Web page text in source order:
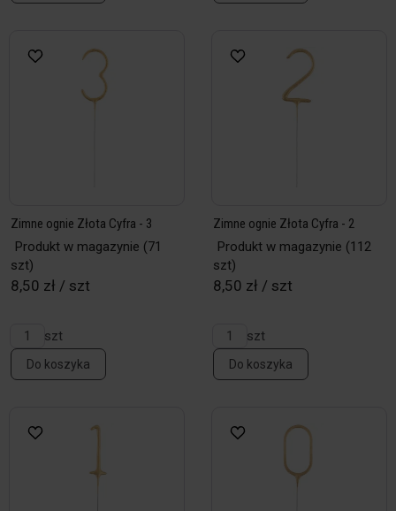
Zimne ognie Złota Cyfra - 3
Produkt w magazynie (71
szt)
8,50 zł / szt
szt
Do koszyka
Zimne ognie Złota Cyfra - 2
Produkt w magazynie (112
szt)
8,50 zł / szt
szt
Do koszyka